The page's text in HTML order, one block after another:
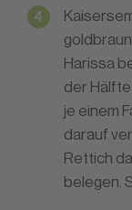
Harissa
der
je einem
darauf
Rettich
belegen.